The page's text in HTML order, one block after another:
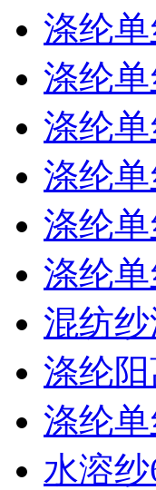
涤纶
涤纶
涤纶
涤纶
涤纶
涤纶
混纺
涤纶
涤纶
水溶